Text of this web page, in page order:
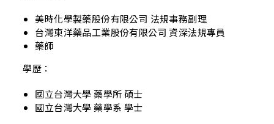
美時化學製藥股份有限公司 法規事務副理
台灣東洋藥品工業股份有限公司 資深法規專員
藥師
學歷：
國立台灣大學 藥學所 碩士
國立台灣大學 藥學系 學士